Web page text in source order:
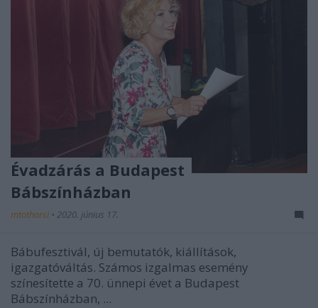
Évadzárás a Budapest
Bábszínházban
mtothorsi • 2020. június 17.
Bábufesztivál, új bemutatók, kiállítások,
igazgatóváltás. Számos izgalmas esemény
színesítette a 70. ünnepi évet a Budapest
Bábszínházban, ...